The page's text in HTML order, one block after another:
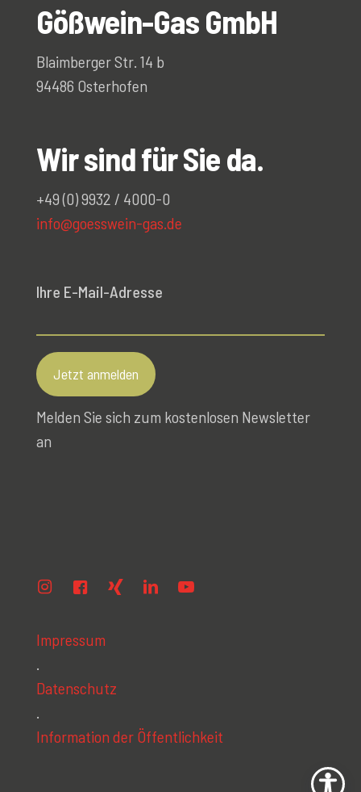
Gößwein-Gas GmbH
Blaimberger Str. 14 b
94486 Osterhofen
Wir sind für Sie da.
+49 (0) 9932 / 4000-0
info@goesswein-gas.de
Ihre E-Mail-Adresse
Melden Sie sich zum kostenlosen Newsletter
an
Impressum
Datenschutz
Information der Öffentlichkeit